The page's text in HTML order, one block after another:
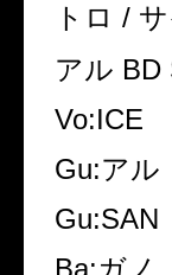
トロ /
アル BD
Vo:ICE
Gu:アル
Gu:SAN